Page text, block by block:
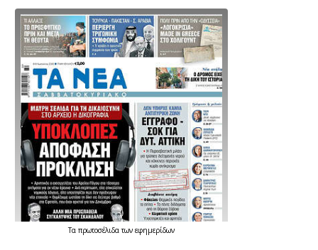
Τα πρωτοσέλιδατων εφημερίδων